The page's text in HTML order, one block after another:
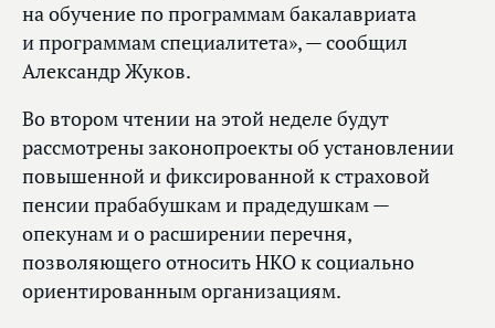
на обучение по программам бакалавриата
и программам специалитета», — сообщил
Александр Жуков.
Во втором чтении на этой неделе будут
рассмотрены законопроекты об установлении
повышенной и фиксированной к страховой
пенсии прабабушкам и прадедушкам —
опекунам и о расширении перечня,
позволяющего относить НКО к социально
ориентированным организациям.